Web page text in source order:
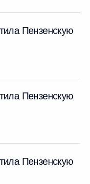
Пензенскую
Пензенскую
Пензенскую